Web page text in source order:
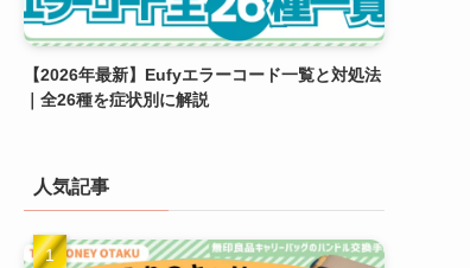
【2026年最新】Eufyエラーコード一覧と対処法
｜全26種を症状別に解説
人気記事